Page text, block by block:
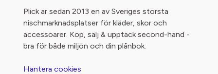
Plick är sedan 2013 en av Sveriges största
nischmarknadsplatser för kläder, skor och
accessoarer. Köp, sälj & upptäck second-hand -
bra för både miljön och din plånbok.
Hantera cookies